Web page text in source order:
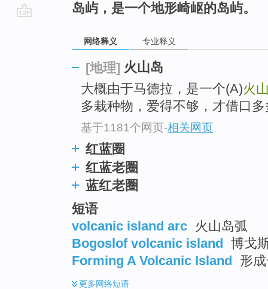
岛屿，是一个地形崎岖的岛屿。
网络释义 专业释义
[地理] 火山岛
大概由于马德拉，是一个(A)火
多栽种物，爱得不够，才借口
基于1181个网页-相关网页
红蓝圈
红蓝老圈
蓝红老圈
短语
volcanic island arc 火山岛弧
Bogoslof volcanic island 博戈
Forming A Volcanic Island 形
更多网络短语